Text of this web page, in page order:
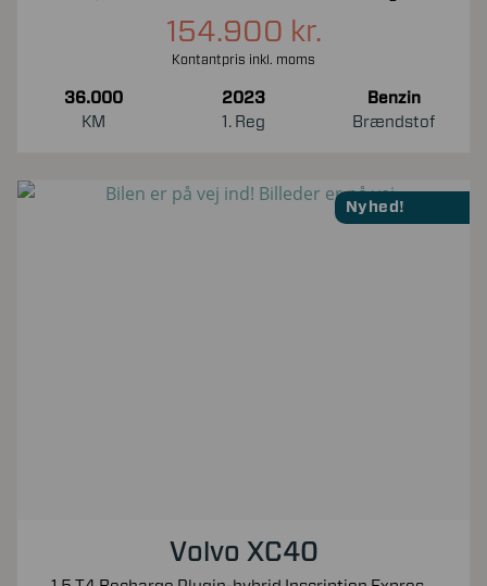
154.900 kr.
Kontantpris inkl. moms
36.000
KM
2023
1. Reg
Benzin
Brændstof
Nyhed!
Volvo XC40